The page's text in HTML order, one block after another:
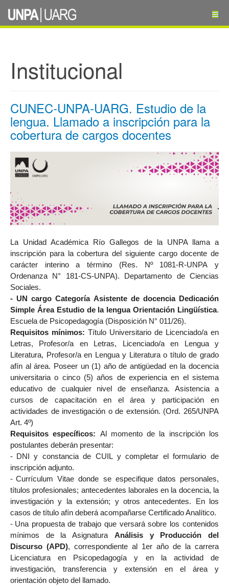
Institucional
CUNEC-UNPA-UARG. Estudio de la
lengua. Llamado a inscripción para la
cobertura de cargos docentes
La Unidad Académica Río Gallegos de la UNPA llama a
inscripción para la cobertura del siguiente cargo docente de
carácter interino a término (Res. Nº 1081-R-UNPA
y
Ordenanza N° 181-CS-UNPA). Departamento de Ciencias
Sociales.
- UN cargo Categoría Asistente de docencia Dedicación
Simple Área Estudio de la lengua Orientación Lingüística.
Escuela de Psicopedagogía (Disposición N° 011/26).
Requisitos mínimos: Título Universitario de Licenciado/a en
Letras, Profesor/a en Letras, Licenciado/a en Lengua y
Literatura, Profesor/a en Lengua y Literatura o título de grado
afín al área. Poseer un (1) año de antigüedad en la docencia
universitaria o cinco (5) años de experiencia en el sistema
educativo de cualquier nivel de enseñanza. Asistencia a
cursos de capacitación en el área y participación en
actividades de investigación o de extensión. (Ord. 265/UNPA
Art. 4º)
Requisitos específicos: Al momento de la inscripción los
postulantes deberán presentar:
- DNI y constancia de CUIL y completar el formulario de
inscripción adjunto.
- Currículum Vitae donde se especifique datos personales,
títulos profesionales; antecedentes laborales en la docencia, la
investigación y la extensión; y otros antecedentes. En los
casos de título afín deberá acompañarse Certificado Analítico.
- Una propuesta de trabajo que versará sobre los contenidos
mínimos de la AsignaturaAnálisis y Producción del
Discurso (APD), correspondiente al 1er año de la carrera
Licenciatura en Psicopedagogía y en la actividad de
investigación, transferencia y extensión en el área y
orientación objeto del llamado.